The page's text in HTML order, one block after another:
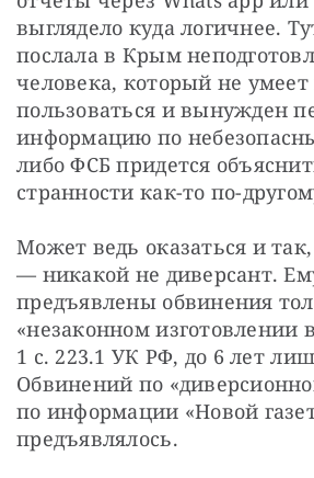
выглядело куда логичнее.
послала в Крым
человека, который не
пользоваться и вынужден
информацию по
либо ФСБ придется
странности как-то по-
Может ведь оказаться и
— никакой не диверсант.
предъявлены обвинения
«незаконном изготовлении
1 с. 223.1 УК РФ, до 6 лет
Обвинений по
по информации «Новой
предъявлялось.